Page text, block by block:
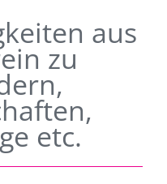
aus
zu
etc.